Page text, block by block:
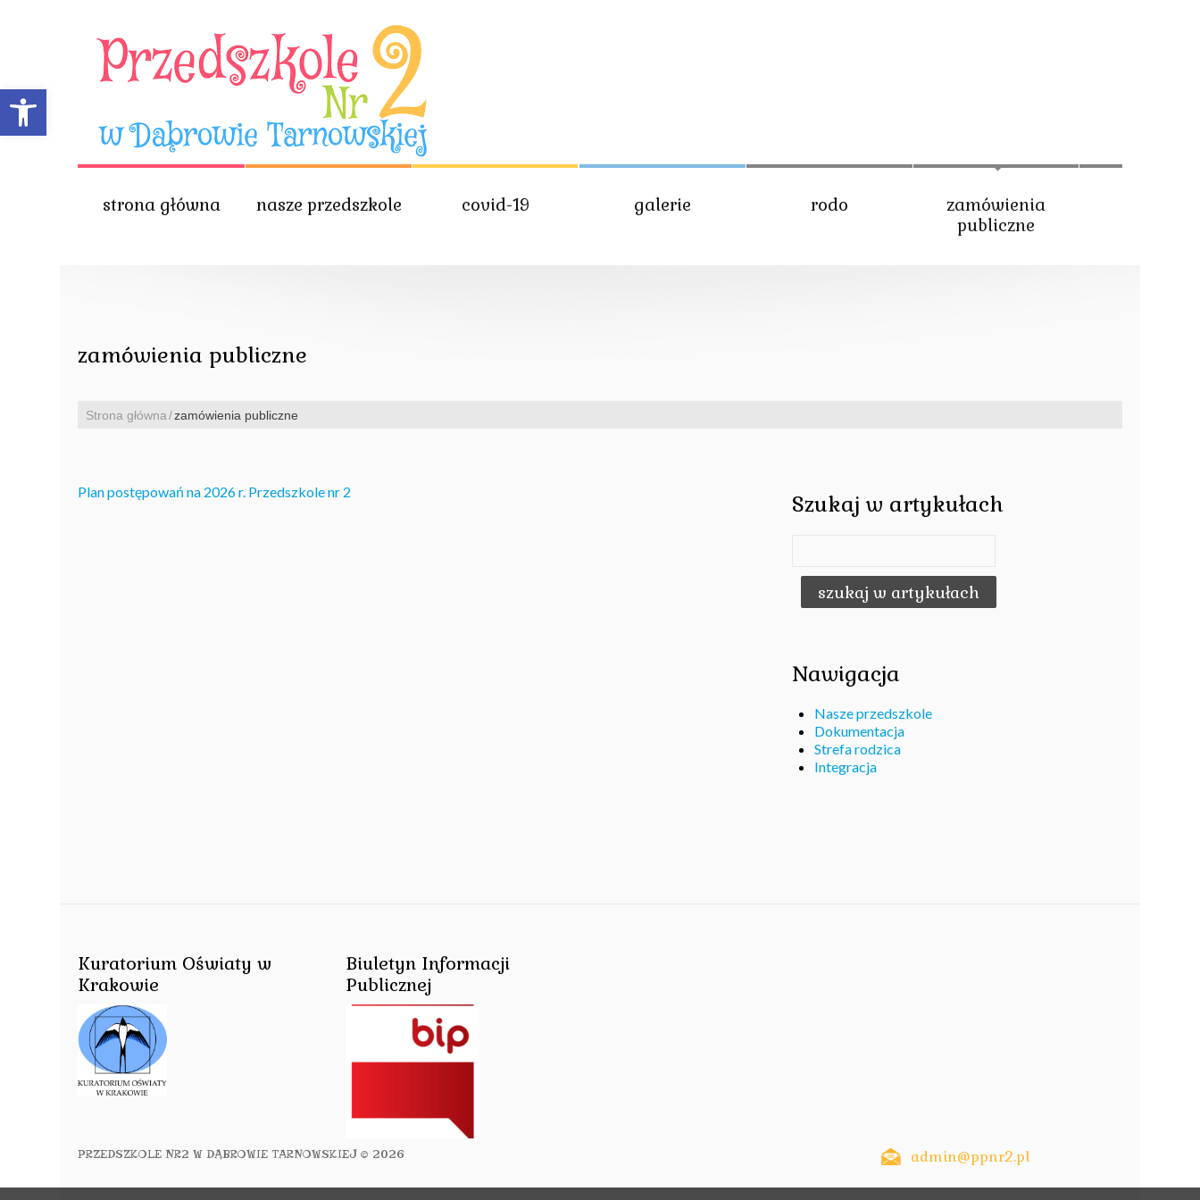
Open toolbar
strona główna nasze przedszkole covid-19 galerie rodo
zamówienia
publiczne
zamówienia publiczne
Strona główna zamówienia publiczne
Plan postępowań na 2026 r. Przedszkole nr 2 Szukaj w artykułach
Nawigacja
Nasze przedszkole
Dokumentacja
Strefa rodzica
Integracja
Kuratorium Oświaty w
Krakowie
Biuletyn Informacji
Publicznej
PRZEDSZKOLE NR2 W DĄBROWIE TARNOWSKIEJ © 2026 admin@ppnr2.pl